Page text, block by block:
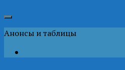
Анонсы и таблицы